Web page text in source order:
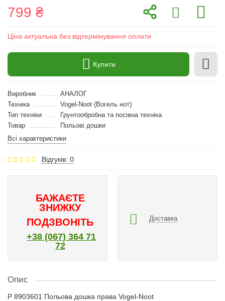
799 ₴
Ціна актуальна без відтермінування оплати
Купити
Виробник
АНАЛОГ
Техніка
Vogel-Noot (Вогель нот)
Тип техніки
Грунтообробна та посівна техніка
Товар
Польові дошки
Всі характеристики
Відгуків: 0
БАЖАЄТЕ
ЗНИЖКУ
ПОДЗВОНІТЬ
+38 (067) 364 71
72
Доставка
Опис
P 8903601 Польова дошка права Vogel-Noot